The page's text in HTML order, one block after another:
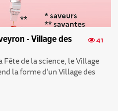
41
- Village des
de la science, le Village
la forme d’un Village des